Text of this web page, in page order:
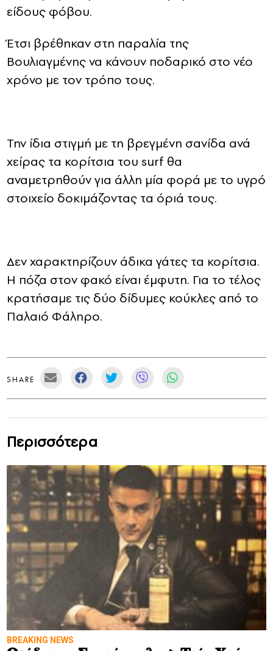
είδους φόβου.
Έτσι βρέθηκαν στη παραλία της
Βουλιαγμένης να κάνουν ποδαρικό στο νέο
χρόνο με τον τρόπο τους.
Την ίδια στιγμή με τη βρεγμένη σανίδα ανά
χείρας τα κορίτσια του surf θα
αναμετρηθούν για άλλη μία φορά με το υγρό
στοιχείο δοκιμάζοντας τα όριά τους.
Δεν χαρακτηρίζουν άδικα γάτες τα κορίτσια.
Η πόζα στον φακό είναι έμφυτη. Για το τέλος
κρατήσαμε τις δύο δίδυμες κούκλες από το
Παλαιό Φάληρο.
SHARE
Περισσότερα
BREAKING NEWS